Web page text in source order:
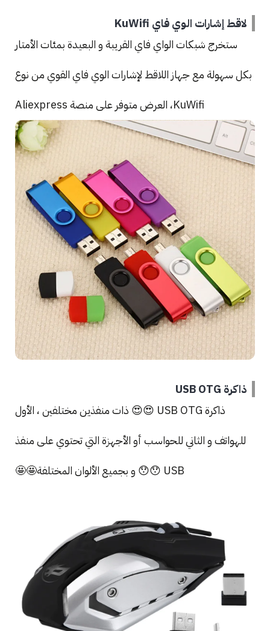
لاقط إشارات الوي فاي KuWifi
ستخرج شبكات الواي فاي القريبة و البعيدة بمئات الأمتار
بكل سهولة مع جهاز اللاقط لإشارات الوي فاي القوي من نوع
KuWifi، العرض متوفر على منصة Aliexpress
ذاكرة USB OTG
ذاكرة USB OTG 😍😍 ذات منفذين مختلفين ، الأول
للهواتف و الثاني للحواسب أو الأجهزة التي تحتوي على منفذ
USB 😯😯 و بجميع الألوان المختلفة🤩🤩